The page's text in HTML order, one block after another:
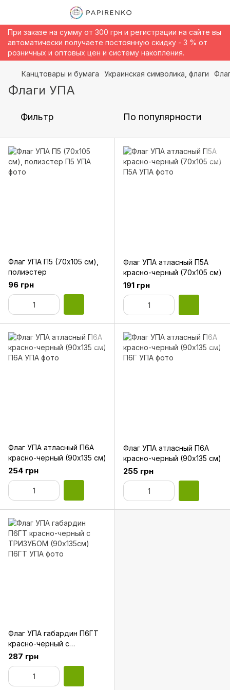
При заказе на сумму от 300 грн и регистрации на сайте вы
автоматически получаете постоянную скидку - 3 % от
розничных и оптовых цен и систему накопления.
Канцтовары и бумага Украинская символика, флаги
Флаги УПА
Фильтр По популярности
Флаг УПА П5 (70х105 см),
полиэстер
96 грн
Флаг УПА атласный П5А
красно-черный (70х105 см)
191 грн
Флаг УПА атласный П6А
красно-черный (90х135 см)
254 грн
Флаг УПА атласный П6А
красно-черный (90х135 см)
255 грн
Флаг УПА габардин П6ГТ
красно-черный с
ТРИЗУБОМ (90х135см)
287 грн